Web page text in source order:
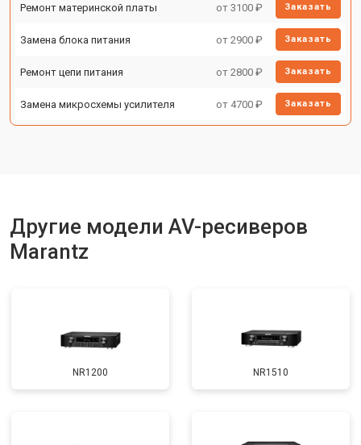
Ремонт материнской платы от 3100 ₽ Заказать
Замена блока питания от 2900 ₽ Заказать
Ремонт цепи питания от 2800 ₽ Заказать
Замена микросхемы усилителя от 4700 ₽ Заказать
Другие модели AV-ресиверов
Marantz
NR1200 NR1510